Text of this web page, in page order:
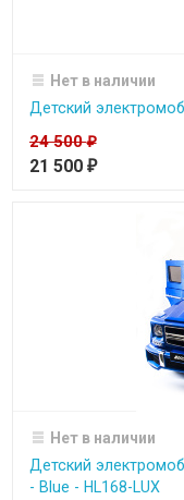
Нет в наличии
Детский
24 500₽
21 500 ₽
Нет в наличии
Детский
- Blue - HL168-LUX